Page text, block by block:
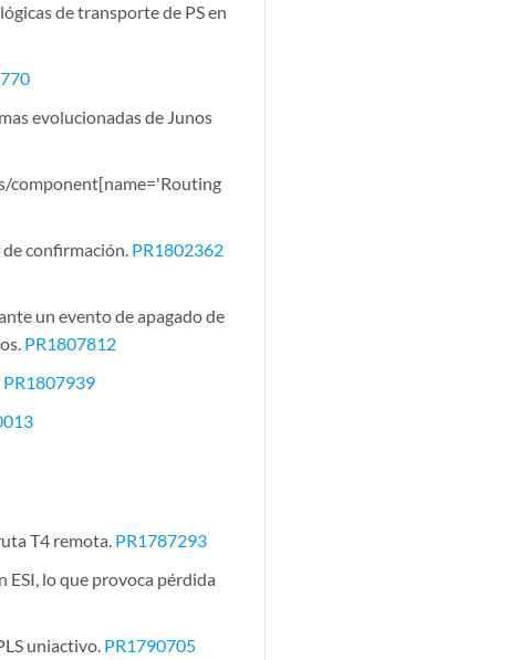
de transporte de PS en
evolucionadas de Junos
component[name='Routing
confirmación. PR1802362
un evento de apagado de
PR1807812
PR1807939
T4 remota. PR1787293
ESI, lo que provoca pérdida
uniactivo. PR1790705